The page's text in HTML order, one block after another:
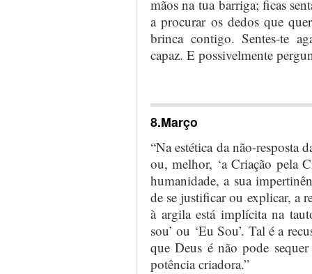
mãos na tua barriga; ficas
a procurar os dedos que
brinca contigo. Sentes-te
capaz. E possivelmente
8.Março
“Na estética da não-resposta
ou, melhor, ‘a Criação pela
humanidade, a sua
de se justificar ou explicar, a
à argila está implícita na
sou’ ou ‘Eu Sou’. Tal é a
que Deus é não pode
potência criadora.”